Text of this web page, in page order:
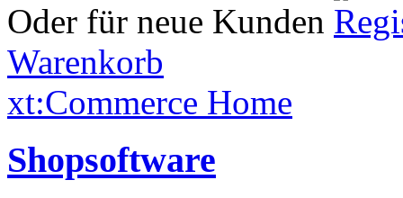
Oder für neue Kunden
Warenkorb
xt:Commerce Home
Shopsoftware